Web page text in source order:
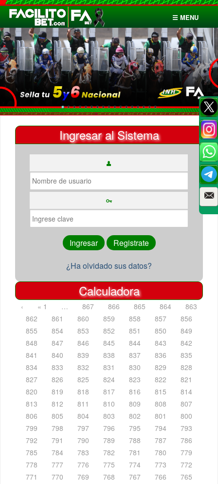
☰ MENU
Inicio
Apuestas
Cuentas
Ingresar al Sistema
¿Ha olvidado sus datos?
Calculadora
‹ « 1 … 867 866 865 864
863
862
861 860 859 858 857
856
855
854 853 852 851 850
849
848
847 846 845 844 843
842
841
840 839 838 837 836
835
834
833 832 831 830 829
828
827
826 825 824 823 822
821
820
819 818 817 816 815
814
813
812 811 810 809 808
807
806
805 804 803 802 801
800
799
798 797 796 795 794
793
792
791 790 789 788 787
786
785
784 783 782 781 780
779
778
777 776 775 774 773
772
771
770 769 768 767 766
765